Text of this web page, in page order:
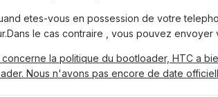
etes-vous en possession de votre
le cas contraire , vous pouvez
concerne la politique du bootloader, HTC a
Nous n'avons pas encore de date